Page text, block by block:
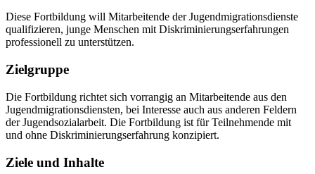
Diese Fortbildung will Mitarbeitende der Jugendmigrationsdienste
qualifizieren, junge Menschen mit Diskriminierungserfahrungen
professionell zu unterstützen.
Zielgruppe
Die Fortbildung richtet sich vorrangig an Mitarbeitende aus den
Jugendmigrationsdiensten, bei Interesse auch aus anderen Feldern
der Jugendsozialarbeit. Die Fortbildung ist für Teil­nehmende mit
und ohne Diskriminierungserfahrung konzipiert.
Ziele und Inhalte